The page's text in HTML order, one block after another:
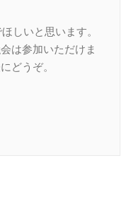
しいと思います。
は参加いただけま
どうぞ。